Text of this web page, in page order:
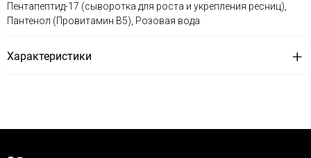
Пентапептид-17 (сыворотка для роста и укрепления ресниц),
Пантенол (Провитамин В5), Розовая вода
Характеристики